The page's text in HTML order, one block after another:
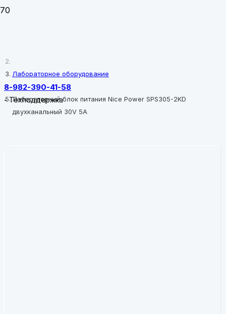
8-982-390-41-58
-Техподдержка
Лабораторное оборудование
Лабораторный блок питания Nice Power SPS305-2KD
двухканальный 30V 5A